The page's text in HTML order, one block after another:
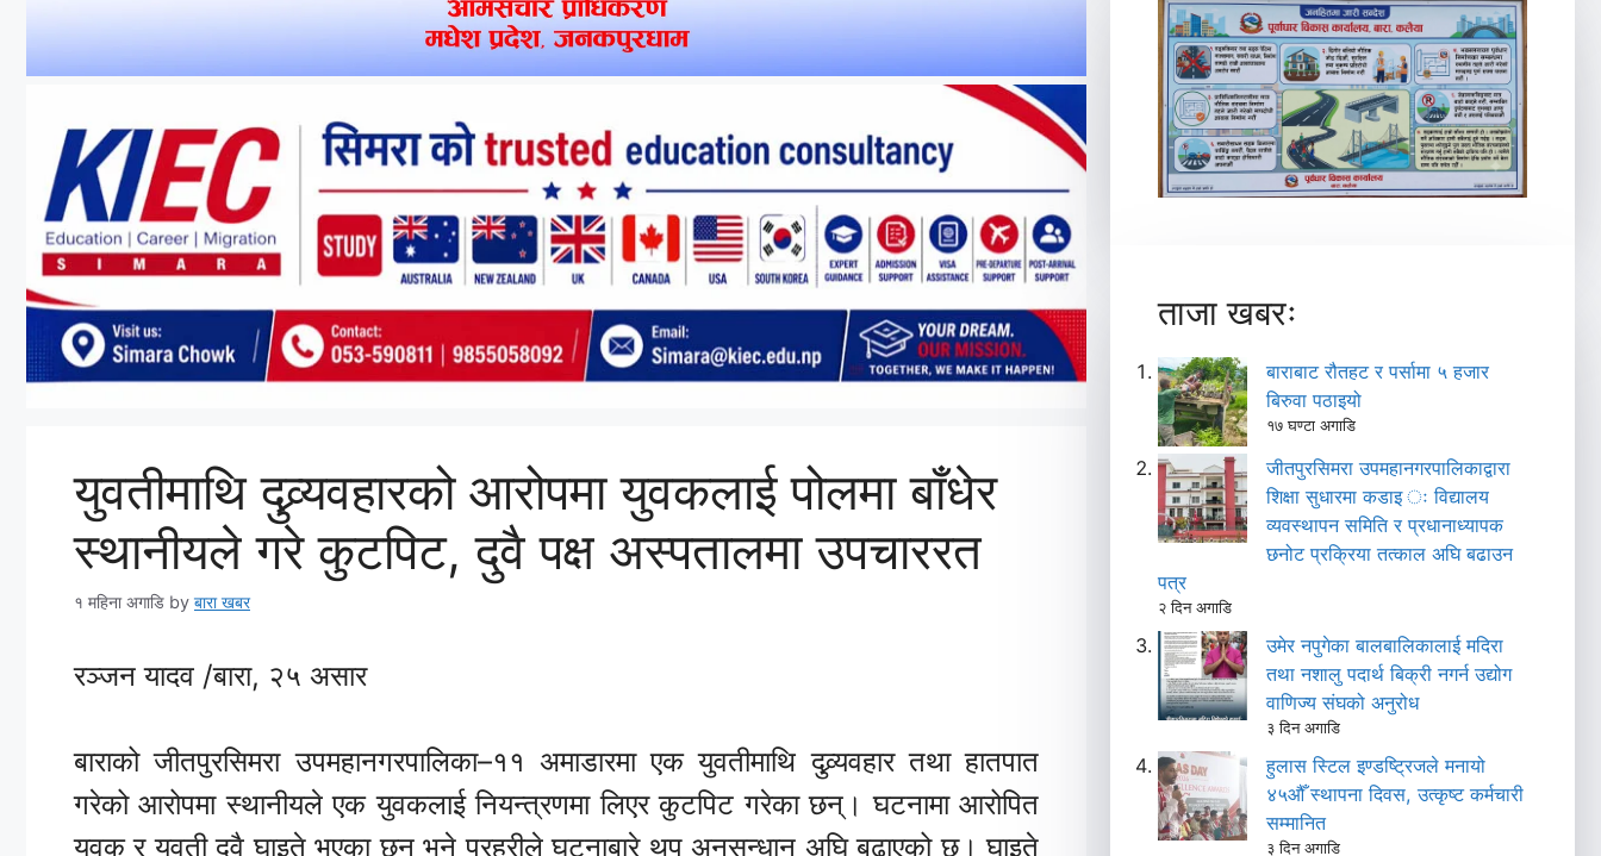
युवतीमाथि दुव्र्यवहारको आरोपमा युवकलाई पोलमा बाँधेर
स्थानीयले गरे कुटपिट, दुवै पक्ष अस्पतालमा उपचाररत
१ महिना अगाडि by बारा खबर
रञ्जन यादव /बारा, २५ असार
बाराको जीतपुरसिमरा उपमहानगरपालिका–११ अमाडारमा एक युवतीमाथि दुव्र्यवहार तथा हातपात
गरेको आरोपमा स्थानीयले एक युवकलाई नियन्त्रणमा लिएर कुटपिट गरेका छन्। घटनामा आरोपित
युवक र युवती दुवै घाइते भएका छन् भने प्रहरीले घटनाबारे थप अनुसन्धान अघि बढाएको छ। घाइते
ताजा खबरः
बाराबाट रौतहट र पर्सामा ५ हजार
बिरुवा पठाइयो
१७ घण्टा अगाडि
जीतपुरसिमरा उपमहानगरपालिकाद्वारा
शिक्षा सुधारमा कडाइ ः विद्यालय
व्यवस्थापन समिति र प्रधानाध्यापक
छनोट प्रक्रिया तत्काल अघि बढाउन
पत्र
२ दिन अगाडि
उमेर नपुगेका बालबालिकालाई मदिरा
तथा नशालु पदार्थ बिक्री नगर्न उद्योग
वाणिज्य संघको अनुरोध
३ दिन अगाडि
हुलास स्टिल इण्डष्ट्रिजले मनायो
४५औँ स्थापना दिवस, उत्कृष्ट कर्मचारी
सम्मानित
३ दिन अगाडि